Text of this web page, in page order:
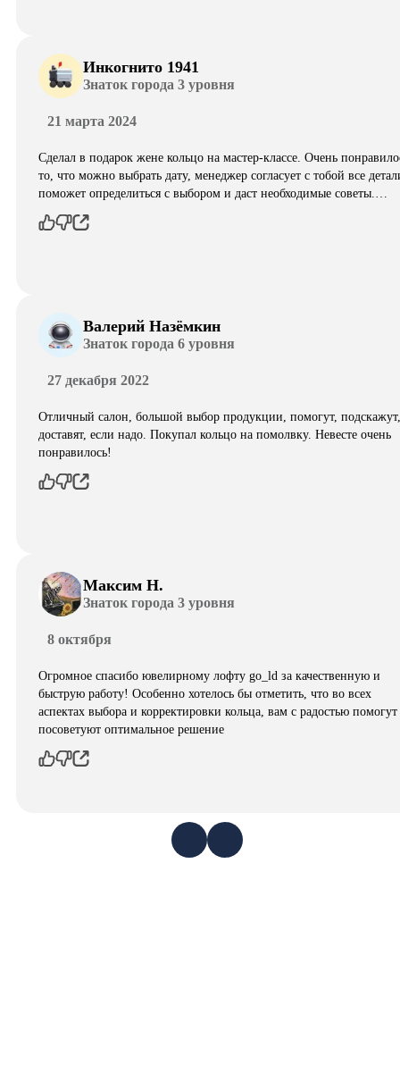
Инкогнито 1941
Знаток города 3 уровня
21 марта 2024
Сделал в подарок жене кольцо на мастер-классе. Очень
то, что можно выбрать дату, менеджер согласует с тобой все
поможет определиться с выбором и даст необходимые советы.…
Валерий Назёмкин
Знаток города 6 уровня
27 декабря 2022
Отличный салон, большой выбор продукции, помогут, подскажут,
доставят, если надо. Покупал кольцо на помолвку. Невесте очень
понравилось!
Максим Н.
Знаток города 3 уровня
8 октября
Огромное спасибо ювелирному лофту go_ld за качественную и
быструю работу! Особенно хотелось бы отметить, что во всех
аспектах выбора и корректировки кольца, вам с радостью
посоветуют оптимальное решение